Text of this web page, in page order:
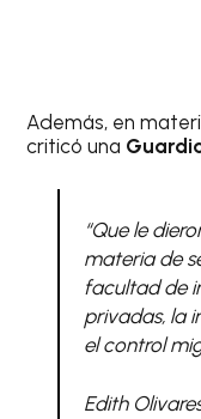
Además, en
criticó una
“Que le
materia de
facultad de
privadas, la
el control
Edith